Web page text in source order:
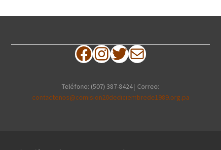
Facebook
Instagram
Twitter
Correo electrónico
Teléfono: (507) 387-8424 | Correo:
contactenos@comision20dediciembrede1989.org.pa